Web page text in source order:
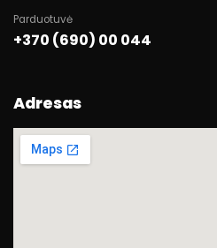
Parduotuvė
+370 (690) 00 044
Adresas